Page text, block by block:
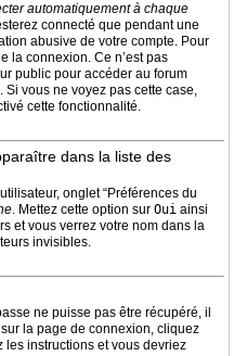
automatiquement à chaque
connecté que pendant une
abusive de votre compte. Pour
la connexion. Ce n’est pas
public pour accéder au forum
vous ne voyez pas cette case,
cette fonctionnalité.
dans la liste des
onglet “Préférences du
. Mettez cette option sur Oui ainsi
et vous verrez votre nom dans la
invisibles.
ne puisse pas être récupéré, il
la page de connexion, cliquez
les instructions et vous devriez